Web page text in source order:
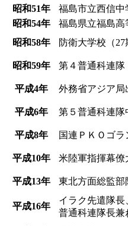
昭和51年
福島市立西信
昭和54年
福島県立福島
昭和58年
防衛大学校（
昭和59年 第４普通科連隊
平成4年 外務省アジア局
平成6年 第５普通科連隊
平成8年 国連ＰＫＯゴ
平成10年 米陸軍指揮幕僚
平成13年 東北方面総監部
平成16年
イラク先遣隊長
普通科連隊長兼